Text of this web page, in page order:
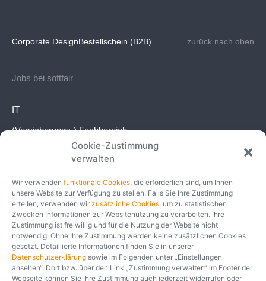
Cookie-Zustimmung
verwalten
Wir verwenden funktionale Cookies, die erforderlich sind, um Ihnen
unsere Website zur Verfügung zu stellen. Falls Sie Ihre Zustimmung
erteilen, verwenden wir zusätzliche Cookies, um zu statistischen
Zwecken Informationen zur Websitenutzung zu verarbeiten. Ihre
Zustimmung ist freiwillig und für die Nutzung der Website nicht
notwendig. Ohne Ihre Zustimmung werden keine zusätzlichen Cookies
gesetzt. Detaillierte Informationen finden Sie in unserer
Datenschutzerklärung sowie im Folgenden unter „Einstellungen
ansehen“. Dort bzw. über den Link „Zustimmung verwalten“ im Footer der
Webseite können Sie Ihre Zustimmung auch jederzeit widerrufen oder
Corporate DesignBestellschein (B2B) zurück nach oben
Jobs bei softfair
IT
(Versicherungs-) Fachbereich
Kaufmännischer Bereich
Social
Instagram
Facebook
Xing